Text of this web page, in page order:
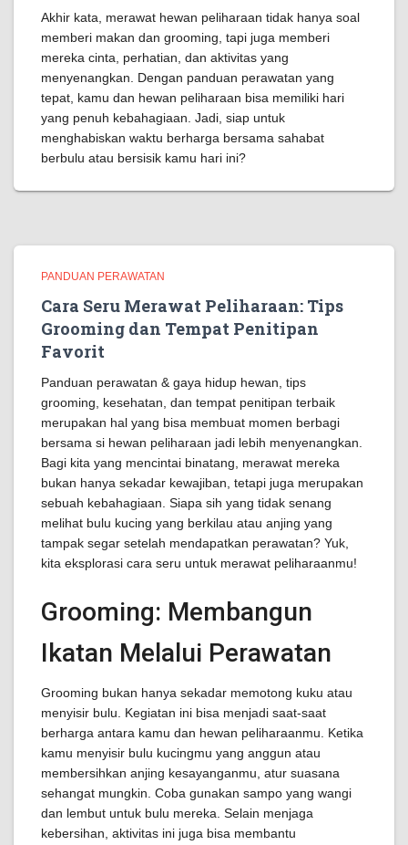
Akhir kata, merawat hewan peliharaan tidak hanya soal
memberi makan dan grooming, tapi juga memberi
mereka cinta, perhatian, dan aktivitas yang
menyenangkan. Dengan panduan perawatan yang
tepat, kamu dan hewan peliharaan bisa memiliki hari
yang penuh kebahagiaan. Jadi, siap untuk
menghabiskan waktu berharga bersama sahabat
berbulu atau bersisik kamu hari ini?
PANDUAN PERAWATAN
Cara Seru Merawat Peliharaan: Tips
Grooming dan Tempat Penitipan
Favorit
Panduan perawatan & gaya hidup hewan, tips
grooming, kesehatan, dan tempat penitipan terbaik
merupakan hal yang bisa membuat momen berbagi
bersama si hewan peliharaan jadi lebih menyenangkan.
Bagi kita yang mencintai binatang, merawat mereka
bukan hanya sekadar kewajiban, tetapi juga merupakan
sebuah kebahagiaan. Siapa sih yang tidak senang
melihat bulu kucing yang berkilau atau anjing yang
tampak segar setelah mendapatkan perawatan? Yuk,
kita eksplorasi cara seru untuk merawat peliharaanmu!
Grooming: Membangun
Ikatan Melalui Perawatan
Grooming bukan hanya sekadar memotong kuku atau
menyisir bulu. Kegiatan ini bisa menjadi saat-saat
berharga antara kamu dan hewan peliharaanmu. Ketika
kamu menyisir bulu kucingmu yang anggun atau
membersihkan anjing kesayanganmu, atur suasana
sehangat mungkin. Coba gunakan sampo yang wangi
dan lembut untuk bulu mereka. Selain menjaga
kebersihan, aktivitas ini juga bisa membantu